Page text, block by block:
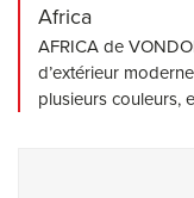
Africa
AFRICA de
d’extérieur
plusieurs couleurs,